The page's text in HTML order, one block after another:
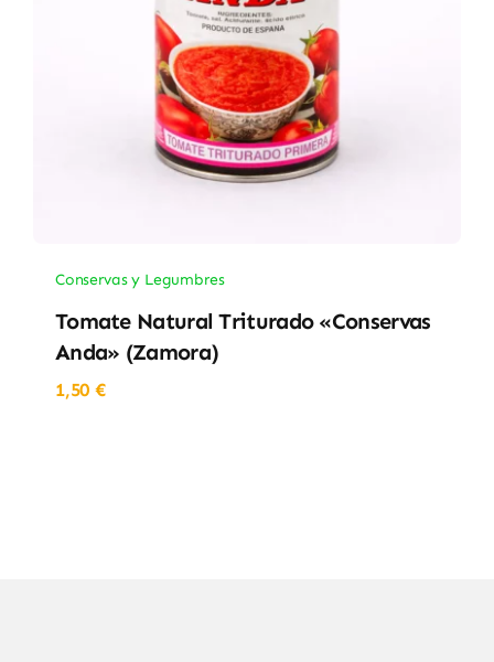
Conservas y Legumbres
Tomate Natural Triturado «Conservas
Anda» (Zamora)
1,50€